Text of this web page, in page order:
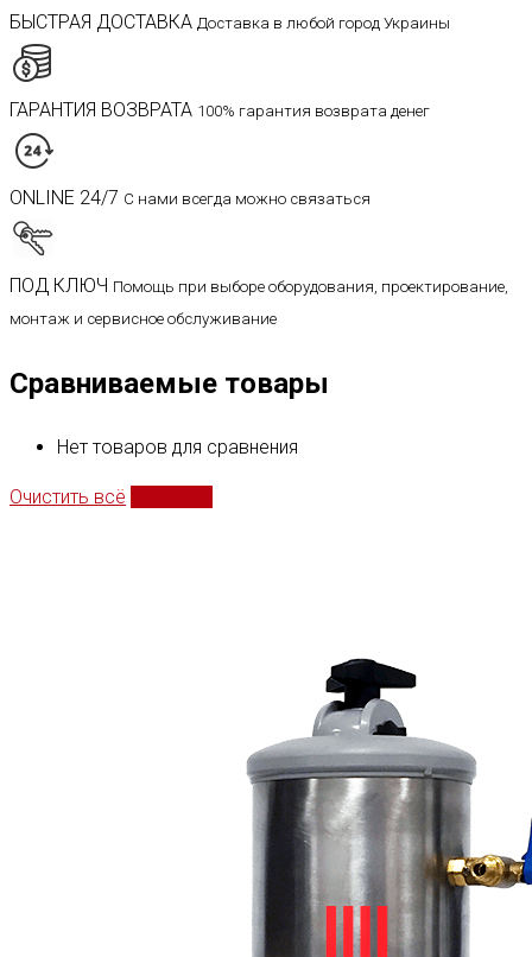
БЫСТРАЯ ДОСТАВКА Доставка в любой город Украины
ГАРАНТИЯ ВОЗВРАТА 100% гарантия возврата денег
ONLINE 24/7 С нами всегда можно связаться
ПОД КЛЮЧ Помощь при выборе оборудования, проектирование,
монтаж и сервисное обслуживание
Сравниваемые товары
Нет товаров для сравнения
Очистить всё